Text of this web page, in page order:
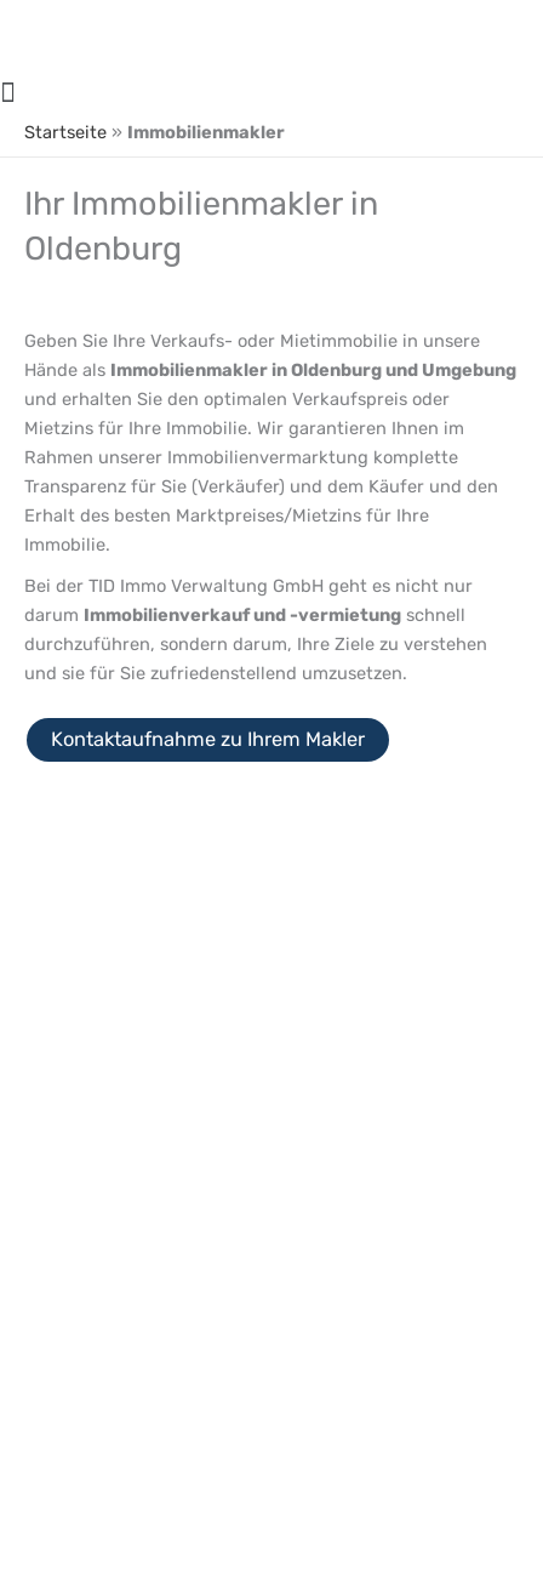
Main
Menu
Startseite » Immobilienmakler
Ihr Immobilienmakler in
Oldenburg
Geben Sie Ihre Verkaufs- oder Mietimmobilie in unsere
Hände als Immobilienmakler in Oldenburg und Umgebung
und erhalten Sie den optimalen Verkaufspreis oder
Mietzins für Ihre Immobilie. Wir garantieren Ihnen im
Rahmen unserer Immobilienvermarktung komplette
Transparenz für Sie (Verkäufer) und dem Käufer und den
Erhalt des besten Marktpreises/Mietzins für Ihre
Immobilie.
Bei der TID Immo Verwaltung GmbH geht es nicht nur
darum Immobilienverkauf und -vermietung schnell
durchzuführen, sondern darum, Ihre Ziele zu verstehen
und sie für Sie zufriedenstellend umzusetzen.
Kontaktaufnahme zu Ihrem Makler